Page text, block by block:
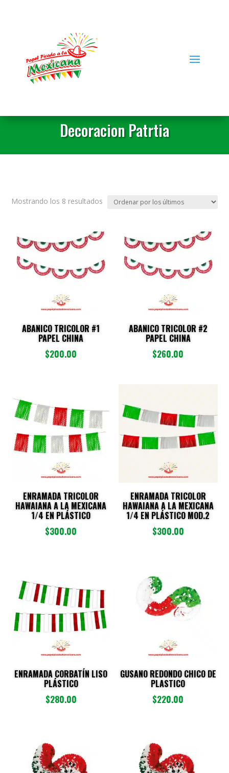
Decoracion Patrtia
Mostrando los 8 resultados Ordenado
últimos
ABANICO TRICOLOR #1
PAPEL CHINA
$200.00
ABANICO TRICOLOR #2
PAPEL CHINA
$260.00
ENRAMADA TRICOLOR
HAWAIANA A LA MEXICANA
1/4 EN PLÁSTICO
$300.00
ENRAMADA TRICOLOR
HAWAIANA A LA MEXICANA
1/4 EN PLÁSTICO MOD.2
$300.00
ENRAMADA CORBATÍN LISO
PLÁSTICO
$280.00
GUSANO REDONDO CHICO DE
PLASTICO
$220.00